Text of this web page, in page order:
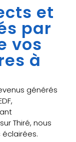
et
par
vos
à
générés
Thiré, nous